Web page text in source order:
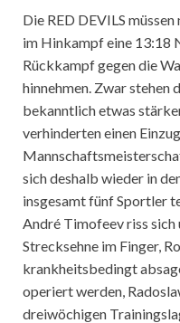
Die RED DEVILS
im Hinkampf eine 13:18
Rückkampf gegen die
hinnehmen. Zwar stehen
bekanntlich etwas
verhinderten einen
sich deshalb wieder in
insgesamt fünf Sportler
André Timofeev riss
Strecksehne im Finger,
krankheitsbedingt
operiert werden,
dreiwöchigen